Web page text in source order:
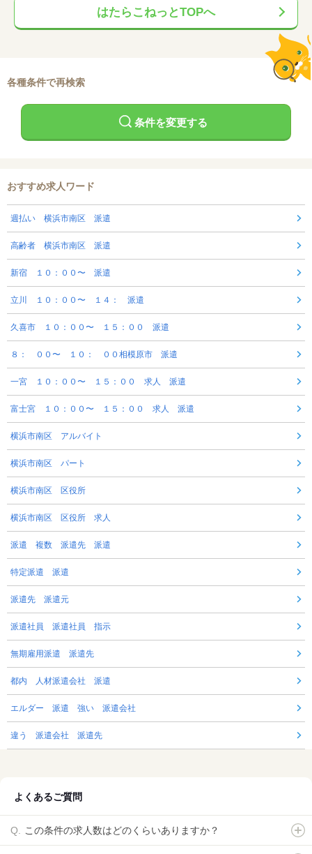
はたらこねっとTOPへ
各種条件で再検索
条件を変更する
おすすめ求人ワード
週払い 横浜市南区 派遣
高齢者 横浜市南区 派遣
新宿 １０：００〜 派遣
立川 １０：００〜 １４： 派遣
久喜市 １０：００〜 １５：００ 派遣
８： ００〜 １０： ００相模原市 派遣
一宮 １０：００〜 １５：００ 求人 派遣
富士宮 １０：００〜 １５：００ 求人 派遣
横浜市南区 アルバイト
横浜市南区 パート
横浜市南区 区役所
横浜市南区 区役所 求人
派遣 複数 派遣先 派遣
特定派遣 派遣
派遣先 派遣元
派遣社員 派遣社員 指示
無期雇用派遣 派遣先
都内 人材派遣会社 派遣
エルダー 派遣 強い 派遣会社
違う 派遣会社 派遣先
よくあるご質問
この条件の求人数はどのくらいありますか？